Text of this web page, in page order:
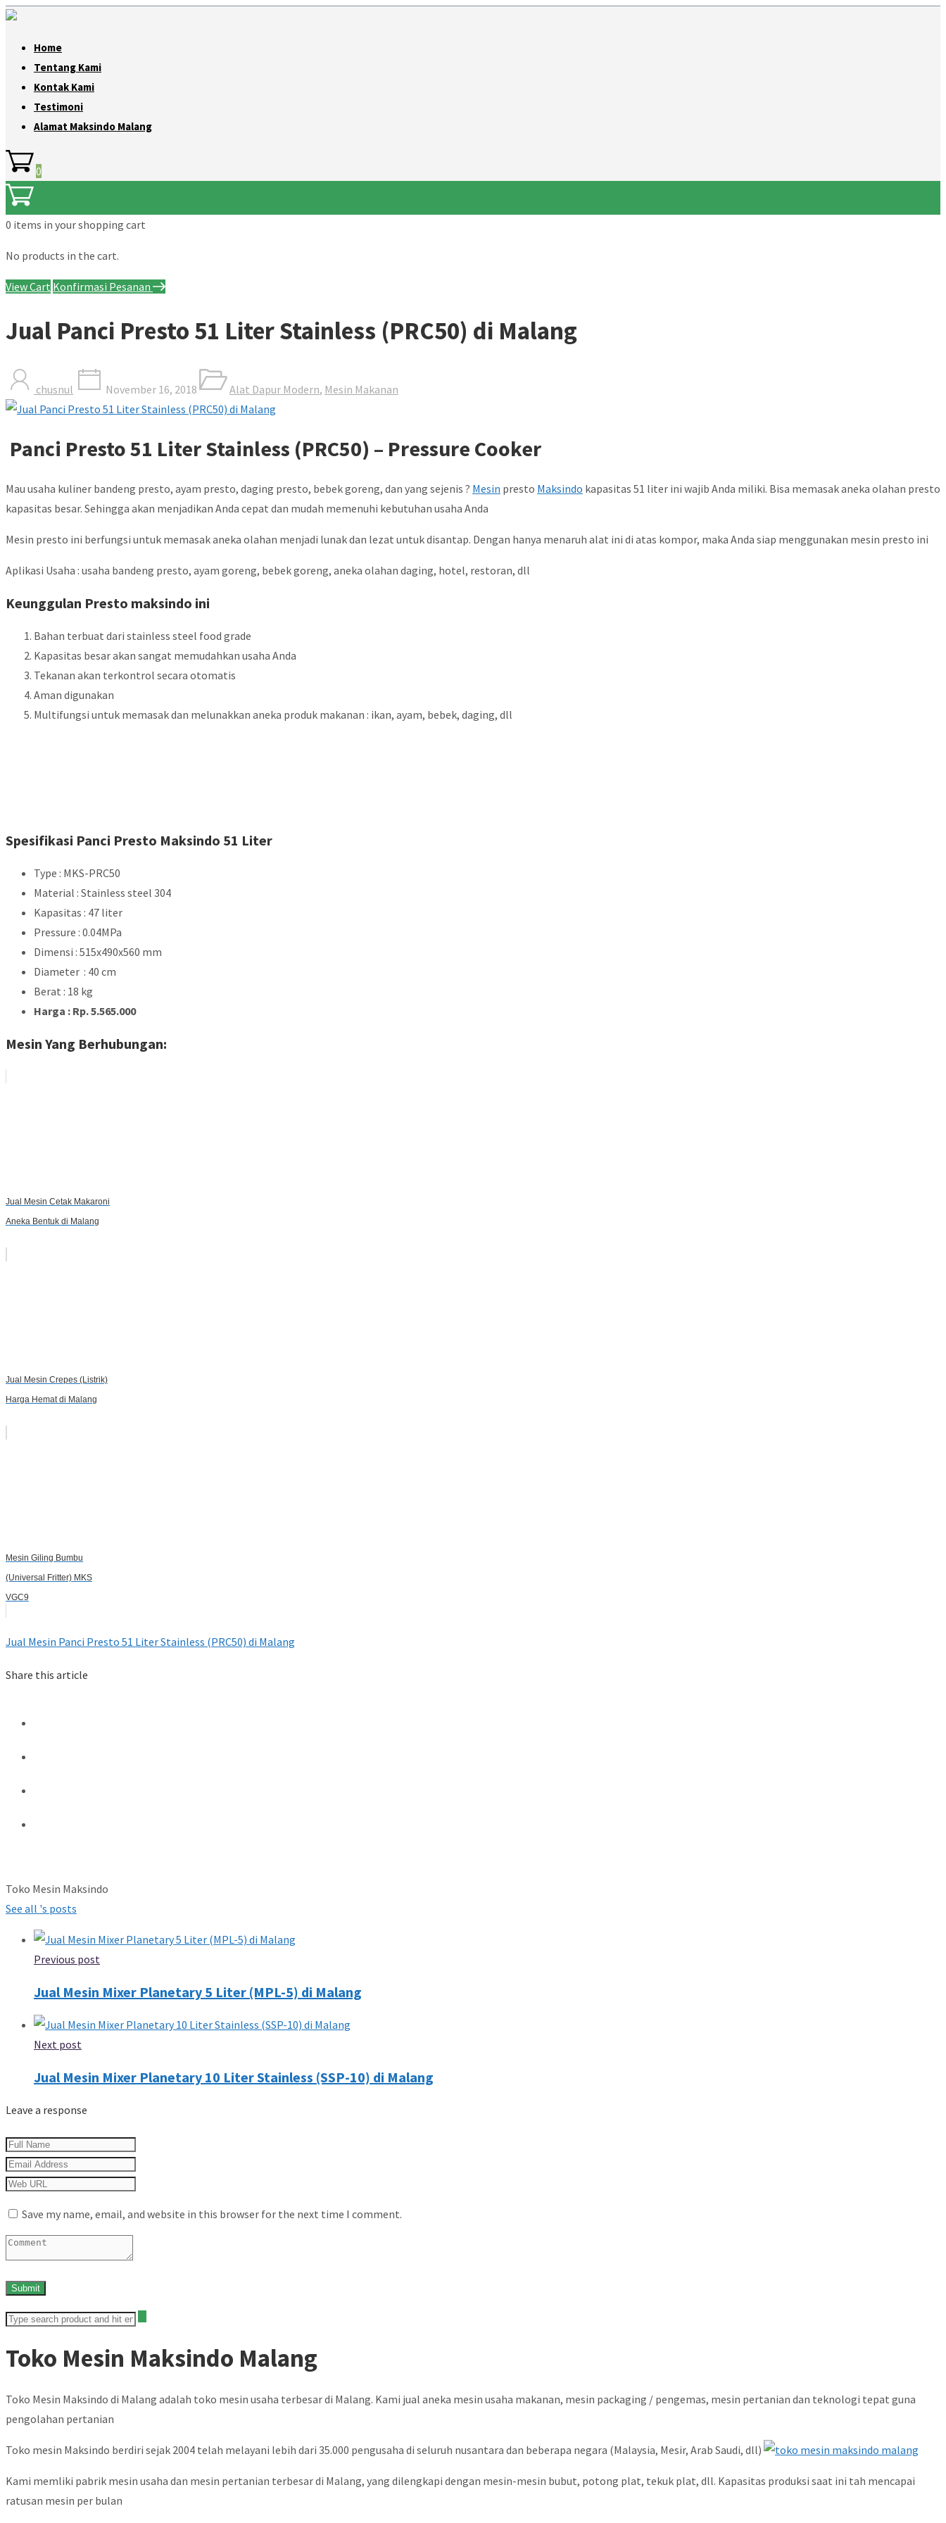
Home
Tentang Kami
Kontak Kami
Testimoni
Alamat Maksindo Malang
0
0 items in your shopping cart
No products in the cart.
View Cart Konfirmasi Pesanan
Jual Panci Presto 51 Liter Stainless (PRC50) di Malang
chusnul November 16, 2018 Alat Dapur Modern, Mesin Makanan
Panci Presto 51 Liter Stainless (PRC50) – Pressure Cooker
Mau usaha kuliner bandeng presto, ayam presto, daging presto, bebek goreng, dan yang sejenis ? Mesin presto Maksindo kapasitas 51 liter ini wajib Anda miliki. Bisa memasak aneka olahan presto
kapasitas besar. Sehingga akan menjadikan Anda cepat dan mudah memenuhi kebutuhan usaha Anda
Mesin presto ini berfungsi untuk memasak aneka olahan menjadi lunak dan lezat untuk disantap. Dengan hanya menaruh alat ini di atas kompor, maka Anda siap menggunakan mesin presto ini
Aplikasi Usaha : usaha bandeng presto, ayam goreng, bebek goreng, aneka olahan daging, hotel, restoran, dll
Keunggulan Presto maksindo ini
Bahan terbuat dari stainless steel food grade
Kapasitas besar akan sangat memudahkan usaha Anda
Tekanan akan terkontrol secara otomatis
Aman digunakan
Multifungsi untuk memasak dan melunakkan aneka produk makanan : ikan, ayam, bebek, daging, dll
Spesifikasi Panci Presto Maksindo 51 Liter
Type : MKS-PRC50
Material : Stainless steel 304
Kapasitas : 47 liter
Pressure : 0.04MPa
Dimensi : 515x490x560 mm
Diameter : 40 cm
Berat : 18 kg
Harga : Rp. 5.565.000
Mesin Yang Berhubungan:
Jual Mesin Cetak Makaroni
Aneka Bentuk di Malang
Jual Mesin Crepes (Listrik)
Harga Hemat di Malang
Mesin Giling Bumbu
(Universal Fritter) MKS
VGC9
Jual Mesin Panci Presto 51 Liter Stainless (PRC50) di Malang
Share this article
Toko Mesin Maksindo
See all 's posts
Previous post
Jual Mesin Mixer Planetary 5 Liter (MPL-5) di Malang
Next post
Jual Mesin Mixer Planetary 10 Liter Stainless (SSP-10) di Malang
Leave a response
Save my name, email, and website in this browser for the next time I comment.
Toko Mesin Maksindo Malang
Toko Mesin Maksindo di Malang adalah toko mesin usaha terbesar di Malang. Kami jual aneka mesin usaha makanan, mesin packaging / pengemas, mesin pertanian dan teknologi tepat guna
pengolahan pertanian
Toko mesin Maksindo berdiri sejak 2004 telah melayani lebih dari 35.000 pengusaha di seluruh nusantara dan beberapa negara (Malaysia, Mesir, Arab Saudi, dll)
Kami memliki pabrik mesin usaha dan mesin pertanian terbesar di Malang, yang dilengkapi dengan mesin-mesin bubut, potong plat, tekuk plat, dll. Kapasitas produksi saat ini tah mencapai
ratusan mesin per bulan